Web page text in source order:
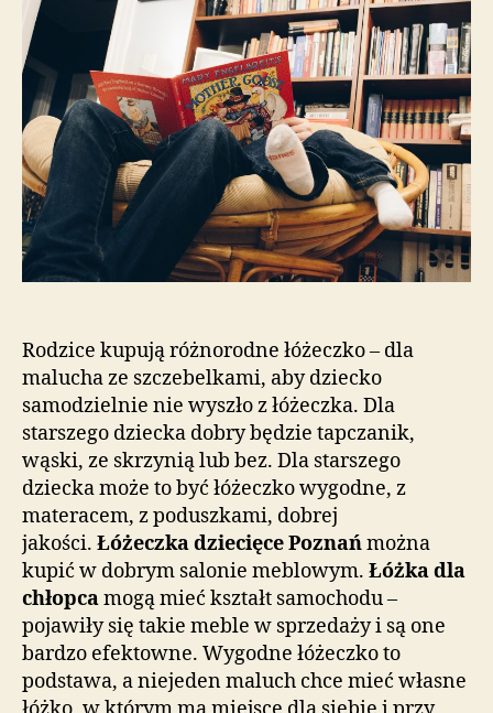
własne,
wygodne
łóżeczko
Rodzice kupują różnorodne łóżeczko – dla
malucha ze szczebelkami, aby dziecko
samodzielnie nie wyszło z łóżeczka. Dla
starszego dziecka dobry będzie tapczanik,
wąski, ze skrzynią lub bez. Dla starszego
dziecka może to być łóżeczko wygodne, z
materacem, z poduszkami, dobrej
jakości. Łóżeczka dziecięce Poznańmożna
kupić w dobrym salonie meblowym. Łóżka dla
chłopcamogą mieć kształt samochodu –
pojawiły się takie meble w sprzedaży i są one
bardzo efektowne. Wygodne łóżeczko to
podstawa, a niejeden maluch chce mieć własne